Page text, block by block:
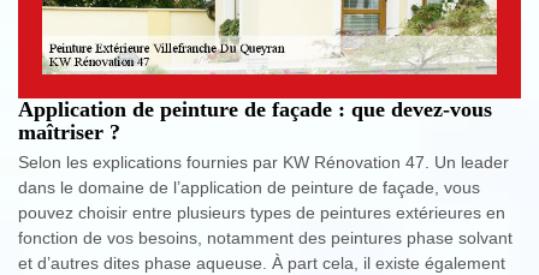
Application de peinture de façade : que devez-vous
maîtriser ?
Selon les explications fournies par KW Rénovation 47. Un leader
dans le domaine de l’application de peinture de façade, vous
pouvez choisir entre plusieurs types de peintures extérieures en
fonction de vos besoins, notamment des peintures phase solvant
et d’autres dites phase aqueuse. À part cela, il existe également